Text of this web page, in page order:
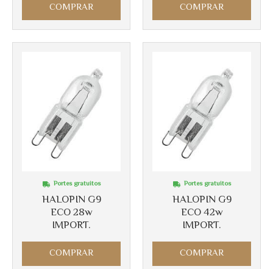
COMPRAR COMPRAR
HALOPIN G9
ECO 28w
IMPORT.
Portes gratuitos
COMPRAR
HALOPIN G9
ECO 42w
IMPORT.
Portes gratuitos
COMPRAR